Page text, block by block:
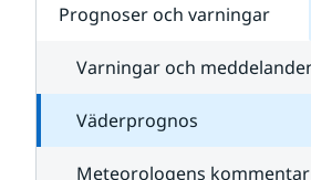
Prognoser och varningar
Varningar och
Väderprognos
Meteorologens kommentar